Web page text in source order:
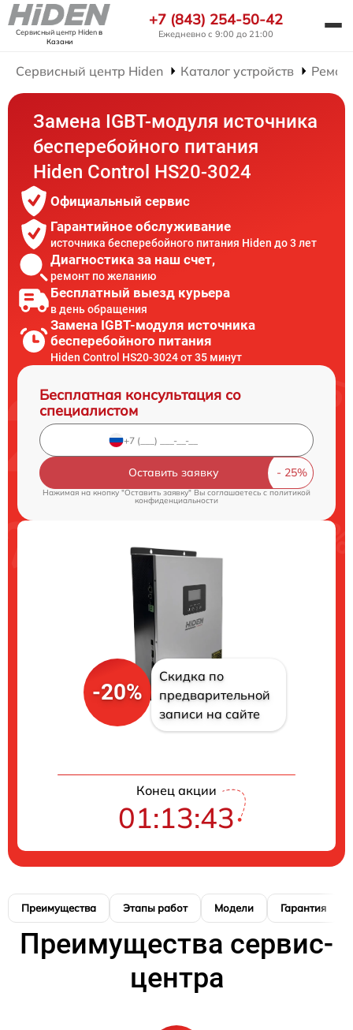
Сервисный центр Hidenв
Казани
+7 (843) 254-50-42
Ежедневно с 9:00 до 21:00
Сервисный центр Hiden Каталог устройств
Замена IGBT-модуля источника
бесперебойного питания
Hiden Control HS20-3024
Официальный сервис
Гарантийное обслуживание
источника бесперебойного питания Hiden до 3 лет
Диагностика за наш счет,
ремонт по желанию
Бесплатный выезд курьера
в день обращения
Замена IGBT-модуля источника
бесперебойного питания
Hiden Control HS20-3024 от 35 минут
Бесплатная консультация со
специалистом
Оставить заявку
Нажимая на кнопку "Оставить заявку" Вы соглашаетесь c политикой
конфиденциальности
-20%
Скидка по
предварительной
записи на сайте
Конец акции
01:13:42
Преимущества Этапы работ Модели Гарантия
Преимущества сервис-
центра